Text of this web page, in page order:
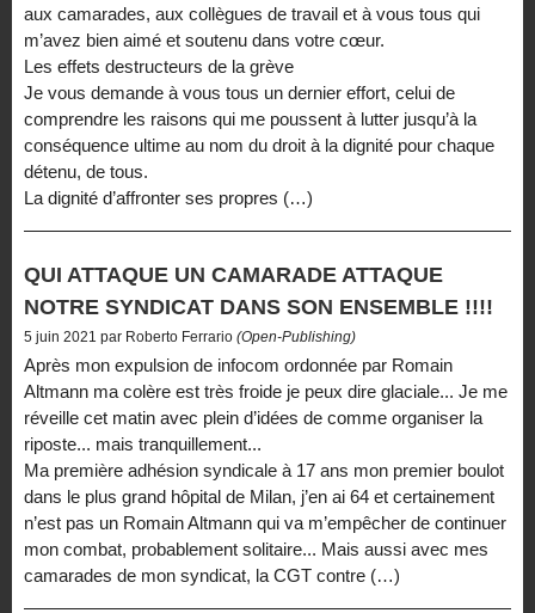
aux camarades, aux collègues de travail et à vous tous qui
m’avez bien aimé et soutenu dans votre cœur.
Les effets destructeurs de la grève
Je vous demande à vous tous un dernier effort, celui de
comprendre les raisons qui me poussent à lutter jusqu’à la
conséquence ultime au nom du droit à la dignité pour chaque
détenu, de tous.
La dignité d’affronter ses propres (…)
QUI ATTAQUE UN CAMARADE ATTAQUE
NOTRE SYNDICAT DANS SON ENSEMBLE !!!!
5 juin 2021 par Roberto Ferrario (Open-Publishing)
Après mon expulsion de infocom ordonnée par Romain
Altmann ma colère est très froide je peux dire glaciale... Je me
réveille cet matin avec plein d’idées de comme organiser la
riposte... mais tranquillement...
Ma première adhésion syndicale à 17 ans mon premier boulot
dans le plus grand hôpital de Milan, j’en ai 64 et certainement
n’est pas un Romain Altmann qui va m’empêcher de continuer
mon combat, probablement solitaire... Mais aussi avec mes
camarades de mon syndicat, la CGT contre (…)